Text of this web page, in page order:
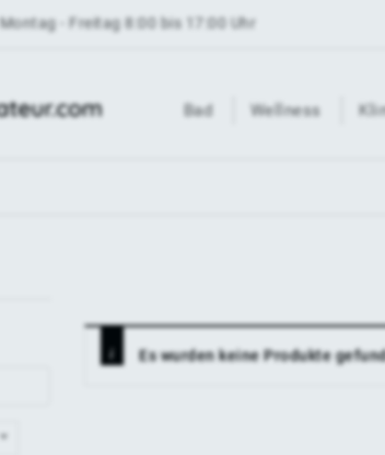
Montag - Freitag 8:00 bis 17:00 Uhr
Bad Wellness
Es wurden keine Produkte